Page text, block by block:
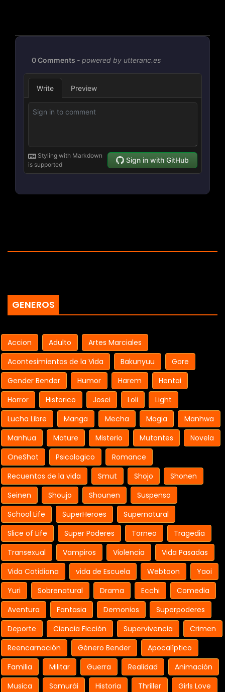
GENEROS
Accion Adulto
Artes Marciales
Acontesimientos de la Vida
Bakunyuu
Gore
Gender Bender
Humor Harem
Hentai
Horror
Historico Josei Loli
Light
Lucha Libre
Manga Mecha Magia
Manhwa
Manhua
Mature Misterio Mutantes
Novela
OneShot
Psicologico
Romance
Recuentos de la vida
Smut Shojo
Shonen
Seinen
Shoujo Shounen
Suspenso
School Life
SuperHeroes
Supernatural
Slice of Life
Super Poderes Torneo
Tragedia
Transexual
Vampiros Violencia
Vida Pasadas
Vida Cotidiana
vida de Escuela Webtoon
Yaoi
Yuri
Sobrenatural Drama Ecchi
Comedia
Aventura
Fantasia Demonios
Superpoderes
Deporte
Ciencia Ficción Supervivencia
Crimen
Reencarnación
Género Bender
Apocalíptico
Familia
Militar Guerra Realidad
Animación
Musica
Samurái Historia Thriller Girls Love